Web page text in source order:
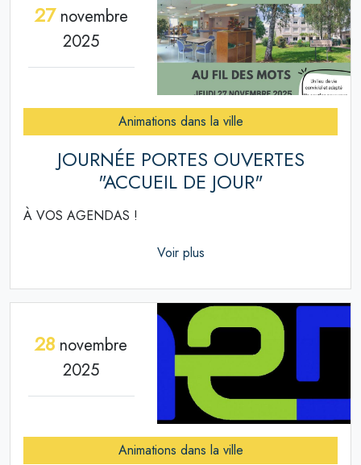
27novembre
2025
Animations dans la ville
JOURNÉE PORTES OUVERTES
"ACCUEIL DE JOUR"
À VOS AGENDAS !
Voir plus
28 novembre
2025
Animations dans la ville